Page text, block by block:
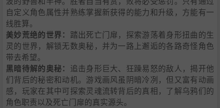
自定义角色属性并熟练掌握新获得的能力和升级，方能有一
线胜算。
美妙荒绝的世界： 踏出死亡门扉，探索游荡着身形扭曲的生
灵的世界，解锁无数奥秘，并为一路上邂逅的各路奇怪角色
带去希望。
黑暗待解的奥秘： 追击身形巨大、狂躁易怒的敌人，揭开他
们背后的秘密和动机。游戏画风虽阴暗冷冽，但又富有动画
感，玩家在其中可探索灵魂流转背后的真相，了解乌鸦们的
角色职责以及死亡门扉的真实源头。